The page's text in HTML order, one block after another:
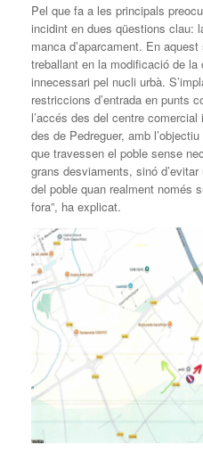
Pel que fa a les principals
incidint en dues qüestions clau:
manca d’aparcament. En
treballant en la modificació de
innecessari pel nucli urbà.
restriccions d’entrada en punts
l’accés des del centre
des de Pedreguer, amb
que travessen el poble sense
grans desviaments, sinó
del poble quan realment només
fora”, ha explicat.